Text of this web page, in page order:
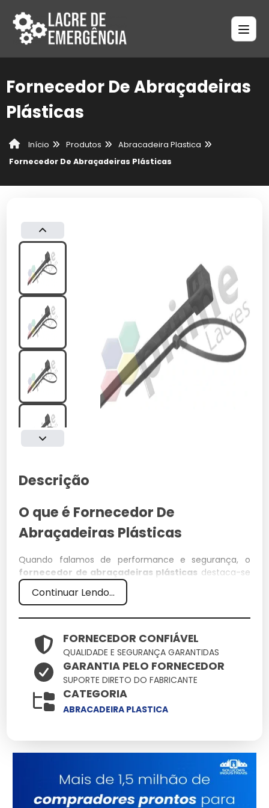
Fornecedor De Abraçadeiras
Plásticas
Início Produtos
Abracadeira Plastica
Fornecedor De Abraçadeiras Plásticas
Descrição
O que é Fornecedor De
Abraçadeiras Plásticas
Quando falamos de performance e segurança, o
fornecedor de abraçadeiras plásticas destaca-se
como um componente essencial na infraestrutura
moderna. Entender suas aplicações e diferenciais
Especificações Técnicas
Atributo
Detalhes
Base Técnica
para uso contínuo
Certificação
rigorosos testes de
qualidade
Aplicação
Design versátil para
múltiplos cenários
Consultoria
Continuar Lendo...
FORNECEDOR CONFIÁVEL
QUALIDADE E SEGURANÇA GARANTIDAS
GARANTIA PELO FORNECEDOR
SUPORTE DIRETO DO FABRICANTE
CATEGORIA
ABRACADEIRA PLASTICA